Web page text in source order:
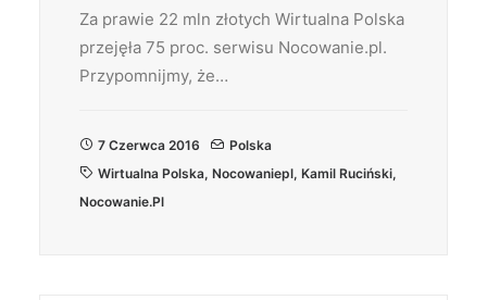
Za prawie 22 mln złotych Wirtualna Polska
przejęła 75 proc. serwisu Nocowanie.pl.
Przypomnijmy, że…
7 Czerwca 2016
Polska
Wirtualna Polska, Nocowaniepl, Kamil Ruciński,
Nocowanie.pl